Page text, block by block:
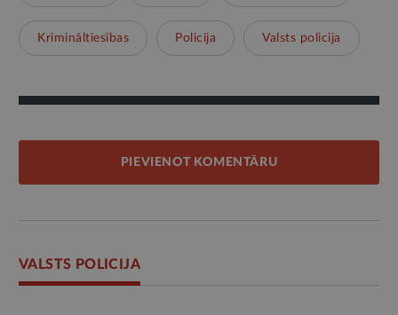
Krimināltiesības Policija Valsts policija
PIEVIENOT KOMENTĀRU
VALSTS POLICIJA